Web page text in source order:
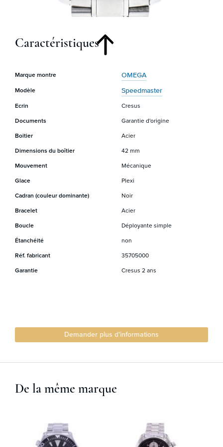
Caractéristiques
Marque montre OMEGA
Modèle Speedmaster
Ecrin Cresus
Documents Garantie d'origine
Boitier Acier
Dimensions du boîtier 42 mm
Mouvement Mécanique
Glace Plexi
Cadran (couleur dominante) Noir
Bracelet Acier
Boucle Déployante simple
Étanchéité non
Réf. fabricant 35705000
Garantie Cresus 2 ans
Demander plus d'informations
De la même marque